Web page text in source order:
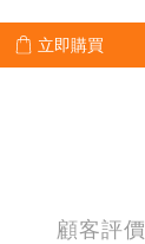
立即購買
顧客評價